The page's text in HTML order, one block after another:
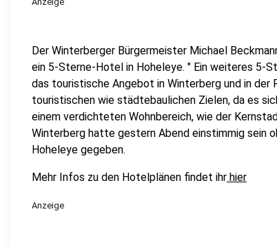
Der Winterberger Bürgermeister Michael
ein 5-Sterne-Hotel in Hoheleye. " Ein weiteres 5-
das touristische Angebot in Winterberg und in der
touristischen wie städtebaulichen Zielen, da es
einem verdichteten Wohnbereich, wie der
Winterberg hatte gestern Abend einstimmig sein
Hoheleye gegeben.
Mehr Infos zu den Hotelplänen findet ihr hier
Anzeige